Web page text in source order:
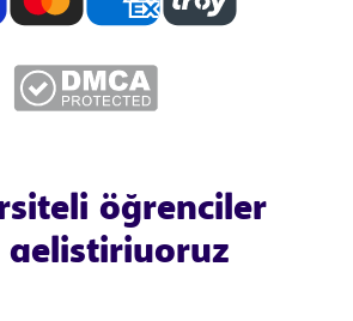
öğrenciler
geliştiriyoruz